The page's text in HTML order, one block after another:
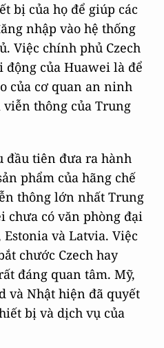
bị của họ để giúp các
nhập vào hệ thống
Việc chính phủ Czech
của Huawei là để
của cơ quan an ninh
thông của Trung
đầu tiên đưa ra hành
phẩm của hãng chế
thông lớn nhất Trung
chưa có văn phòng đại
và Latvia. Việc
chước Czech hay
đáng quan tâm. Mỹ,
và Nhật hiện đã quyết
bị và dịch vụ của